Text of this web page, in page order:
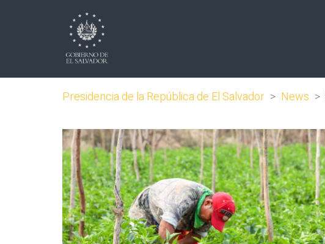
Presidencia de la República de El Salvador > News >